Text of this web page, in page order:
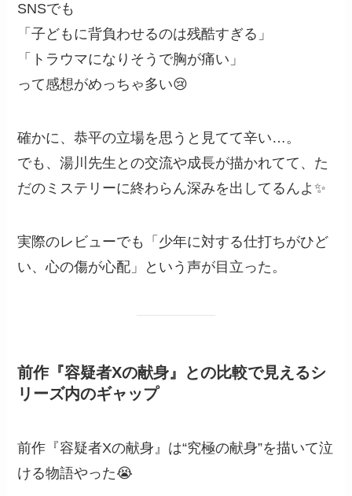
SNSでも
「子どもに背負わせるのは残酷すぎる」
「トラウマになりそうで胸が痛い」
って感想がめっちゃ多い😢
確かに、恭平の立場を思うと見てて辛い…。
でも、湯川先生との交流や成長が描かれてて、た
だのミステリーに終わらん深みを出してるんよ✨
実際のレビューでも「少年に対する仕打ちがひど
い、心の傷が心配」という声が目立った。
前作『容疑者Xの献身』との比較で見えるシ
リーズ内のギャップ
前作『容疑者Xの献身』は“究極の献身”を描いて泣
ける物語やった😭